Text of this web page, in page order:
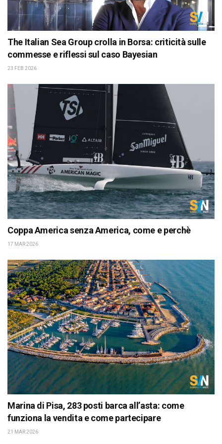
The Italian Sea Group crolla in Borsa: criticità sulle
commesse e riflessi sul caso Bayesian
23 FEB 2026
Coppa America senza America, come e perchè
17 MAR 2026
Marina di Pisa, 283 posti barca all’asta: come
funziona la vendita e come partecipare
21 MAR 2026